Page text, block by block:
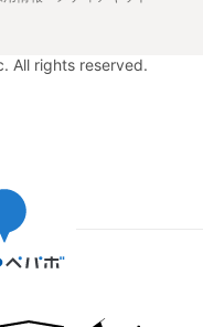
All rights reserved.